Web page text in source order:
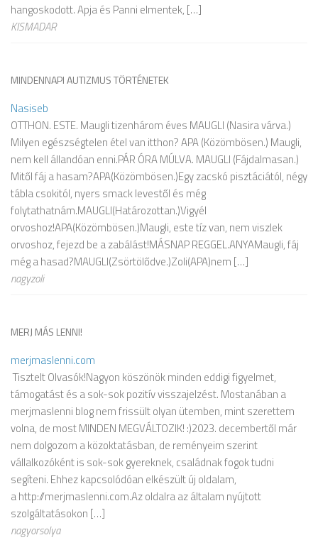
hangoskodott. Apja és Panni elmentek, […]
KISMADAR
MINDENNAPI AUTIZMUS TÖRTÉNETEK
Nasiseb
OTTHON. ESTE. Maugli tizenhárom éves MAUGLI (Nasira várva.)
Milyen egészségtelen étel van itthon? APA (Közömbösen.) Maugli,
nem kell állandóan enni.PÁR ÓRA MÚLVA. MAUGLI (Fájdalmasan.)
Mitől fáj a hasam?APA(Közömbösen.)Egy zacskó pisztáciától, négy
tábla csokitól, nyers smack levestől és még
folytathatnám.MAUGLI(Határozottan.)Vigyél
orvoshoz!APA(Közömbösen.)Maugli, este tíz van, nem viszlek
orvoshoz, fejezd be a zabálást!MÁSNAP REGGEL.ANYAMaugli, fáj
még a hasad?MAUGLI(Zsörtölődve.)Zoli(APA)nem […]
nagyzoli
MERJ MÁS LENNI!
merjmaslenni.com
Tisztelt Olvasók!Nagyon köszönök minden eddigi figyelmet,
támogatást és a sok-sok pozitív visszajelzést. Mostanában a
merjmaslenni blog nem frissült olyan ütemben, mint szerettem
volna, de most MINDEN MEGVÁLTOZIK! :)2023. decembertől már
nem dolgozom a közoktatásban, de reményeim szerint
vállalkozóként is sok-sok gyereknek, családnak fogok tudni
segíteni. Ehhez kapcsolódóan elkészült új oldalam,
a http://merjmaslenni.com.Az oldalra az általam nyújtott
szolgáltatásokon […]
nagyorsolya